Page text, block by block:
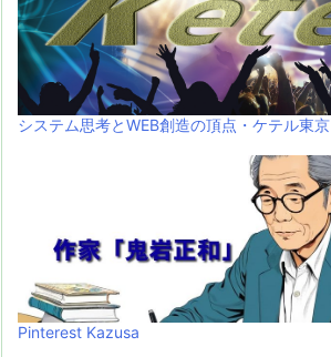
システム思考とWEB創造の頂点・ケテル東京
Pinterest Kazusa